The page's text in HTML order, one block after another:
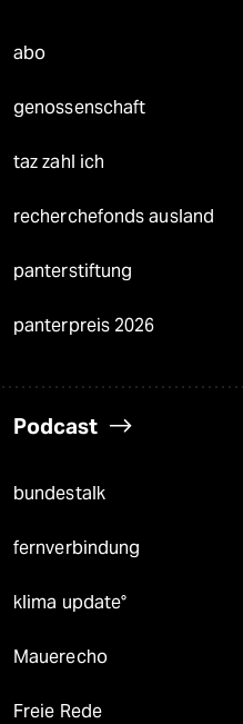
abo
genossenschaft
taz zahl ich
recherchefonds ausland
panterstiftung
panterpreis 2026
Podcast
bundestalk
fernverbindung
klima update°
Mauerecho
Freie Rede